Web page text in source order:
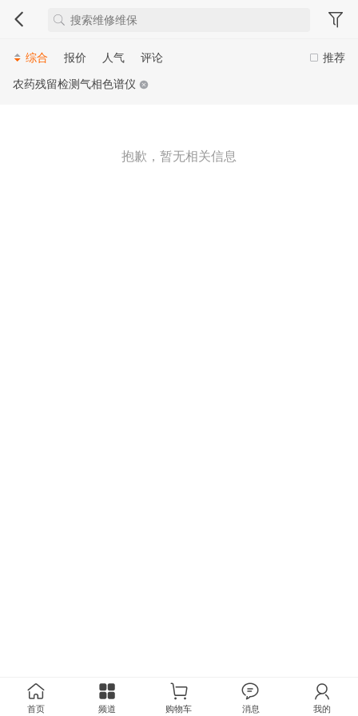
推荐
综合 报价 人气
评论
农药残留检测气相色谱仪
抱歉，暂无相关信息
首页 频道 购物车 消息 我的